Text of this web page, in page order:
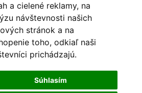
a cielené reklamy, na
návštevnosti našich
stránok a na
toho, odkiaľ naši
prichádzajú.
Súhlasím
zaoberajúca sa dovozom a
dizajnového aj štýlového
a dekorácií.
republika
267 12 Loděnice u Berouna
Slovensko
032 02 Závažná Poruba